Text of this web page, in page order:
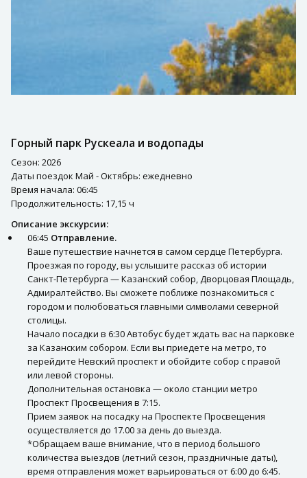
Горный парк Рускеала и водопады
Сезон: 2026
Даты поездок Май - Октябрь: ежедневно
Время начала: 06:45
Продолжительность: 17,15 ч
Описание экскурсии:
06:45 Отправление.
Ваше путешествие начнется в самом сердце Петербурга.
Проезжая по городу, вы услышите рассказ об истории
Санкт-Петербурга — Казанский собор, Дворцовая Площадь,
Адмиралтейство. Вы сможете поближе познакомиться с
городом и полюбоваться главными символами северной
столицы.
Начало посадки в 6:30 Автобус будет ждать вас на парковке
за Казанским собором. Если вы приедете на метро, то
перейдите Невский проспект и обойдите собор с правой
или левой стороны.
Дополнительная остановка — около станции метро
Проспект Просвещения в 7:15.
Прием заявок на посадку на Проспекте Просвещения
осуществляется до 17.00 за день до выезда.
*Обращаем ваше внимание, что в период большого
количества выездов (летний сезон, праздничные даты),
время отправления может варьироваться от 6:00 до 6:45.